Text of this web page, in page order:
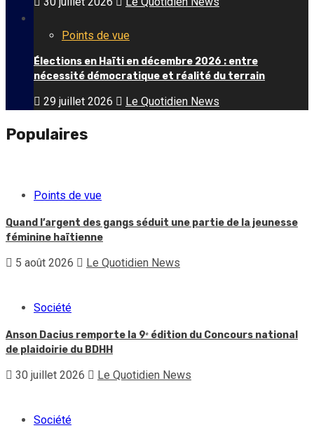
Points de vue
Élections en Haïti en décembre 2026 : entre
nécessité démocratique et réalité du terrain
29 juillet 2026 Le Quotidien News
Populaires
Points de vue
Quand l’argent des gangs séduit une partie de la jeunesse
féminine haïtienne
5 août 2026 Le Quotidien News
Société
Anson Dacius remporte la 9ᵉ édition du Concours national
de plaidoirie du BDHH
30 juillet 2026 Le Quotidien News
Société